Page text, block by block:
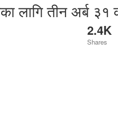
लागि तीन अर्ब
2.4K
Shares